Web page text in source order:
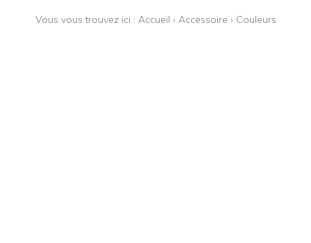
Vous vous trouvez ici : Accueil › Accessoire › Couleurs